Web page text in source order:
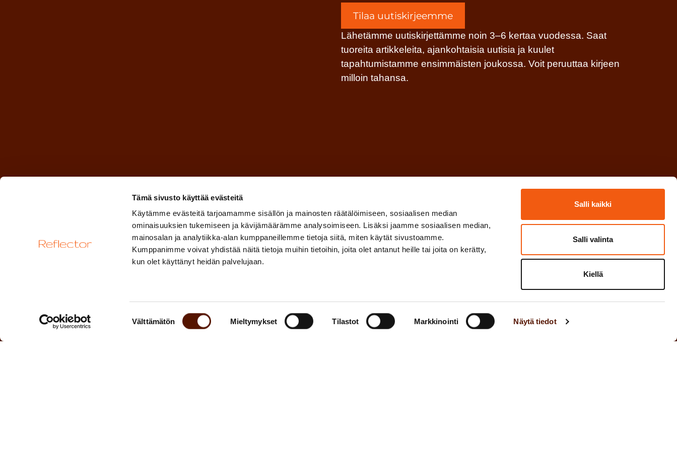
Tämä sivusto käyttää evästeitä
Käytämme evästeitä tarjoamamme sisällön ja mainosten räätälöimiseen, sosiaalisen median
ominaisuuksien tukemiseen ja kävijämäärämme analysoimiseen. Lisäksi jaamme sosiaalisen median,
mainosalan ja analytiikka-alan kumppaneillemme tietoja siitä, miten käytät sivustoamme.
Kumppanimme voivat yhdistää näitä tietoja muihin tietoihin, joita olet antanut heille tai joita on kerätty,
kun olet käyttänyt heidän palvelujaan.
valinta
Välttämätön Mieltymykset Tilastot Markkinointi Näytä tiedot
Salli kaikki
Salli valinta
Kiellä
Tilaa uutiskirjeemme
Lähetämme uutiskirjettämme noin 3–6 kertaa vuodessa. Saat
tuoreita artikkeleita, ajankohtaisia uutisia ja kuulet
tapahtumistamme ensimmäisten joukossa. Voit peruuttaa kirjeen
milloin tahansa.
Tietosuojaselosteet
00180 Helsinki
info@reflector.fi